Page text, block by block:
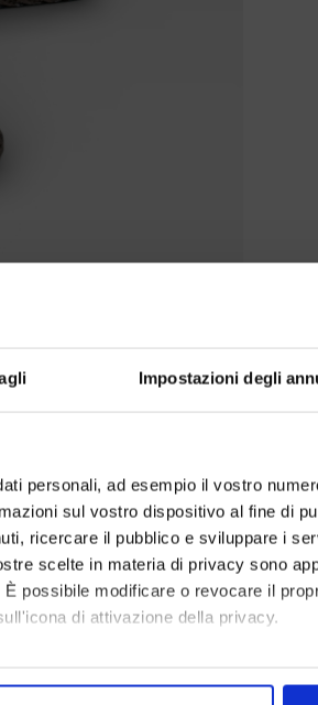
Impostazioni degli
personali, ad esempio il vostro
sul vostro dispositivo al fine di
ricercare il pubblico e sviluppare i
scelte in materia di privacy sono
possibile modificare o revocare il
di attivazione della privacy.